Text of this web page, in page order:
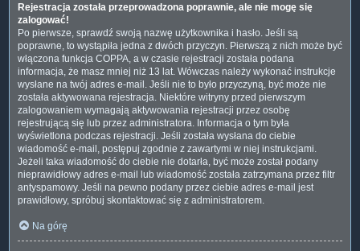
Rejestracja została przeprowadzona poprawnie, ale nie mogę się
zalogować!
Po pierwsze, sprawdź swoją nazwę użytkownika i hasło. Jeśli są
poprawne, to wystąpiła jedna z dwóch przyczyn. Pierwszą z nich może być
włączona funkcja COPPA, a w czasie rejestracji została podana
informacja, że masz mniej niż 13 lat. Wówczas należy wykonać instrukcje
wysłane na twój adres e-mail. Jeśli nie to było przyczyną, być może nie
została aktywowana rejestracja. Niektóre witryny przed pierwszym
zalogowaniem wymagają aktywowania rejestracji przez osobę
rejestrującą się lub przez administratora. Informacja o tym była
wyświetlona podczas rejestracji. Jeśli została wysłana do ciebie
wiadomość e-mail, postępuj zgodnie z zawartymi w niej instrukcjami.
Jeżeli taka wiadomość do ciebie nie dotarła, być może został podany
nieprawidłowy adres e-mail lub wiadomość została zatrzymana przez filtr
antyspamowy. Jeśli na pewno podany przez ciebie adres e-mail jest
prawidłowy, spróbuj skontaktować się z administratorem.
Na górę